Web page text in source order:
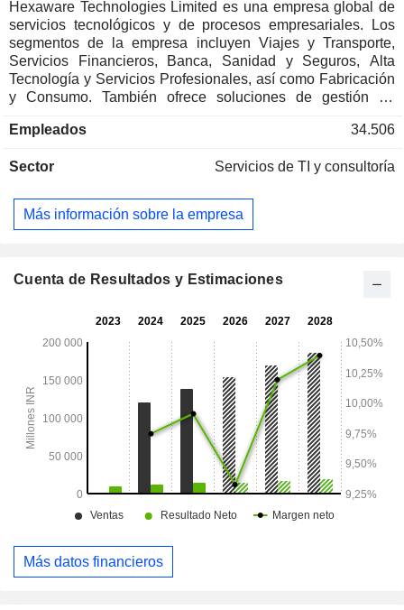
Hexaware Technologies Limited es una empresa global de
servicios tecnológicos y de procesos empresariales. Los
segmentos de la empresa incluyen Viajes y Transporte,
Servicios Financieros, Banca, Sanidad y Seguros, Alta
Tecnología y Servicios Profesionales, así como Fabricación
y Consumo. También ofrece soluciones de gestión de
servicios, entre los que se incluyen la planificación y el
IAM, la integración rápida de sistemas IAM, las migraciones
IAM. Sus plataformas incluyen RapidX, Tensai y Amaze.
Sus servicios de operaciones de TI digital se centran en
empresarial, entre otros. Sus soluciones de IA generativa
ámbito jurídico y Tensai Clinical Co-Pilot. La oferta de la
entorno de trabajo digital, automatización empresarial,
servicios de sostenibilidad, pruebas y programación Vibe.
Empleados 34.506
Sector Servicios de TI y consultoría
Más información sobre la empresa
Cuenta de Resultados y Estimaciones
Más datos financieros